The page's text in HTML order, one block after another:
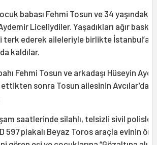
babası Fehmi Tosun ve 34 yaşındaki
Liceliydiler. Yaşadıkları ağır
terk ederek aileleriyle birlikte İstanbul’a
kaldılar.
Fehmi Tosun ve arkadaşı Hüseyin
sonra Tosun ailesinin Avcılar’daki
saatlerinde silahlı, telsizli sivil polisler
597 plakalı Beyaz Toros araçla evinin